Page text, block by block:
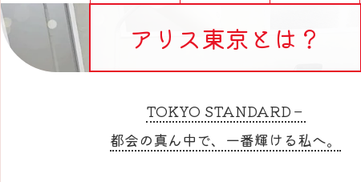
アリス東京とは？
TOKYO STANDARD－
都会の真ん中で、一番輝ける私へ。